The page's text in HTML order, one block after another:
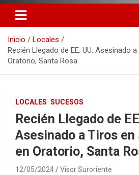
Inicio
Locales
Recién Llegado de EE. UU. Asesinado
Oratorio, Santa Rosa
LOCALES SUCESOS
Recién Llegado de
Asesinado a Tiros
en Oratorio, Santa
12/05/2024 Visor Suroriente